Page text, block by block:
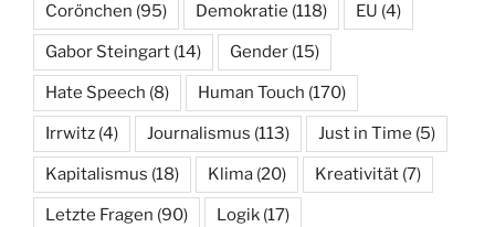
Corönchen (95) Demokratie (118) EU (4)
Gabor Steingart (14) Gender (15)
Hate Speech (8) Human Touch (170)
Irrwitz (4) Journalismus (113) Just in Time (5)
Kapitalismus (18) Klima (20) Kreativität (7)
Letzte Fragen (90) Logik (17)